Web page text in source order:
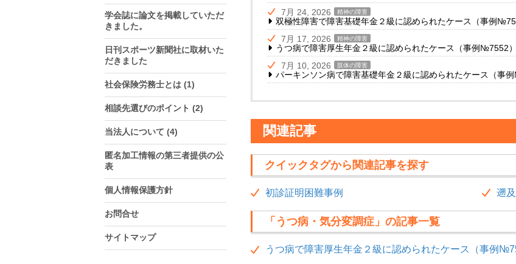
学会誌に論文を掲載していただ
きました。
日刊スポーツ新聞社に取材いた
だきました
社会保険労務士とは (1)
相談先選びのポイント (2)
当法人について (4)
匿名加工情報の第三者提供の公
表
個人情報保護方針
お問合せ
サイトマップ
7月 24, 2026
精神の障害
双極性障害で障害基礎年金２級に認められたケース（事例
7月 17, 2026
精神の障害
うつ病で障害厚生年金２級に認められたケース（事例№7552）
7月 10, 2026
肢体の障害
パーキンソン病で障害基礎年金２級に認められたケース（事
関連記事
クイックタグから関連記事を探す
初診証明困難事例 遡
「うつ病・気分変調症」の記事一覧
うつ病で障害厚生年金２級に認められたケース（事例